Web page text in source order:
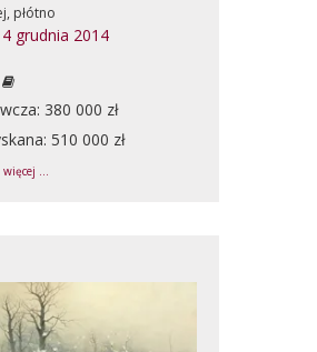
płótno
grudnia 2014
380 000 zł
510 000 zł
więcej ...